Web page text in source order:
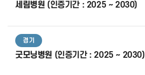
세림병원 (인증기간 : 2025 ~ 2030)
경기
굿모닝병원 (인증기간 : 2025 ~ 2030)